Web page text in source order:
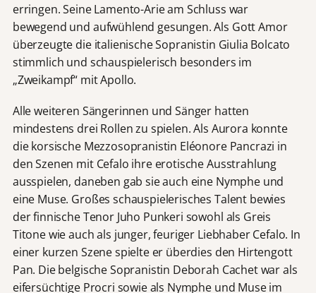
erringen. Seine Lamento-Arie am Schluss war
bewegend und aufwühlend gesungen. Als Gott Amor
überzeugte die italienische Sopranistin Giulia Bolcato
stimmlich und schauspielerisch besonders im
„Zweikampf“ mit Apollo.
Alle weiteren Sängerinnen und Sänger hatten
mindestens drei Rollen zu spielen. Als Aurora konnte
die korsische Mezzosopranistin Eléonore Pancrazi in
den Szenen mit Cefalo ihre erotische Ausstrahlung
ausspielen, daneben gab sie auch eine Nymphe und
eine Muse. Großes schauspielerisches Talent bewies
der finnische Tenor Juho Punkeri sowohl als Greis
Titone wie auch als junger, feuriger Liebhaber Cefalo. In
einer kurzen Szene spielte er überdies den Hirtengott
Pan. Die belgische Sopranistin Deborah Cachet war als
eifersüchtige Procri sowie als Nymphe und Muse im